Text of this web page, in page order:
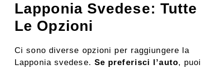
Lapponia Svedese: Tutte
Le Opzioni
Ci sono diverse opzioni per raggiungere la
Lapponia svedese. Se preferisci l’auto, puoi